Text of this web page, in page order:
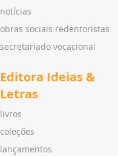
notícias
obras sociais redentoristas
secretariado vocacional
Editora Ideias &
Letras
livros
coleções
lançamentos